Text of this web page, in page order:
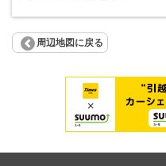
周辺地図に戻る